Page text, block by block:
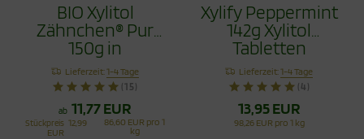
BIO Xylitol
Zähnchen® Pur
150g in
recyclingfähiger
Tüte - Zahnpflege
Bonbons
Lieferzeit:1-4 Tage
(15)
ab 11,77 EUR
Stückpreis 12,99
EUR
86,60 EUR pro 1
kg
Xylify Peppermint
142g Xylitol
Tabletten
Lieferzeit:1-4 Tage
(4)
13,95 EUR
98,26 EUR pro 1 kg